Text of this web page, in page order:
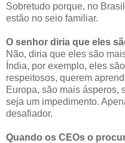
Sobretudo porque, no
estão no seio familiar.
O senhor diria que eles
Não, diria que eles são
Índia, por exemplo, eles
respeitosos, querem
Europa, são mais ásperos,
seja um impedimento.
desafiador.
Quando os CEOs o